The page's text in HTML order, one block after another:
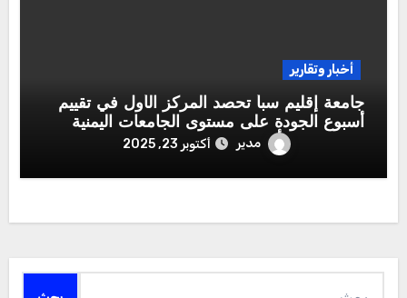
أخبار وتقارير
جامعة إقليم سبأ تحصد المركز الأول في تقييم
أسبوع الجودة على مستوى الجامعات اليمنية
الحكومية والأهلية.
مدير أكتوبر 23, 2025